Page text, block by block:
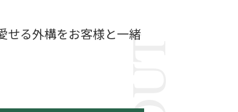
せる外構をお客様と一緒